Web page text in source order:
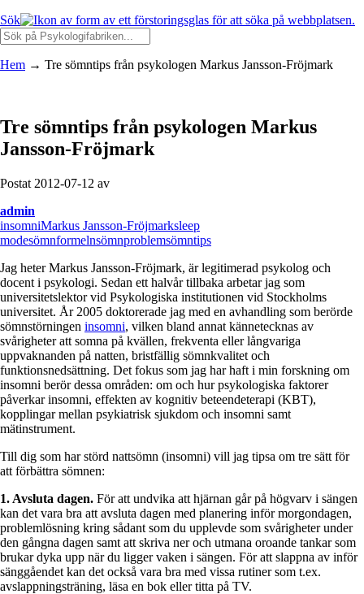
Sök
Hem → Tre sömntips från psykologen Markus Jansson-Fröjmark
Tre sömntips från psykologen Markus
Jansson-Fröjmark
Postat 2012-07-12 av
admin
insomniMarkus Jansson-Fröjmarksleep
modesömnformelnsömnproblemsömntips
Jag heter Markus Jansson-Fröjmark, är legitimerad psykolog och
docent i psykologi. Sedan ett halvår tillbaka arbetar jag som
universitetslektor vid Psykologiska institutionen vid Stockholms
universitet. År 2005 doktorerade jag med en avhandling som berörde
sömnstörningen insomni, vilken bland annat kännetecknas av
svårigheter att somna på kvällen, frekventa eller långvariga
uppvaknanden på natten, bristfällig sömnkvalitet och
funktionsnedsättning. Det fokus som jag har haft i min forskning om
insomni berör dessa områden: om och hur psykologiska faktorer
påverkar insomni, effekten av kognitiv beteendeterapi (KBT),
kopplingar mellan psykiatrisk sjukdom och insomni samt
mätinstrument.
Till dig som har störd nattsömn (insomni) vill jag tipsa om tre sätt för
att förbättra sömnen:
1. Avsluta dagen. För att undvika att hjärnan går på högvarv i sängen
kan det vara bra att avsluta dagen med planering inför morgondagen,
problemlösning kring sådant som du upplevde som svårigheter under
den gångna dagen samt att skriva ner och utmana oroande tankar som
brukar dyka upp när du ligger vaken i sängen. För att slappna av inför
sänggåendet kan det också vara bra med vissa rutiner som t.ex.
avslappningsträning, läsa en bok eller titta på TV.